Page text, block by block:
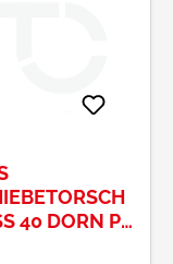
92 mm
40 DORN PZ